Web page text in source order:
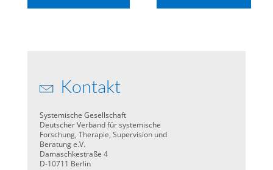
Kontakt
Systemische Gesellschaft
Deutscher Verband für systemische
Forschung, Therapie, Supervision und
Beratung e.V.
Damaschkestraße 4
D-10711 Berlin